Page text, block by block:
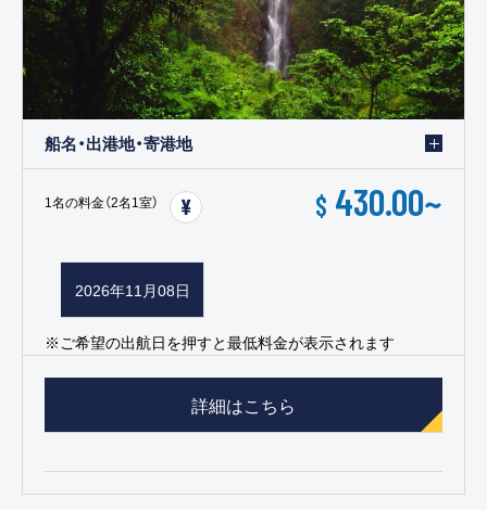
船名・出港地・寄港地
1名の料金（2名1室） $ 430.00~
2026年11月08日
※ご希望の出航日を押すと最低料金が表示されます
詳細はこちら